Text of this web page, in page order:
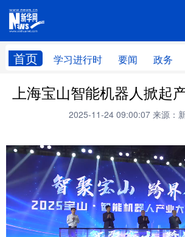
首页 学习进行时 要闻 政务
网站地图
首页 学习进行时 要闻
科创 产经
旅游 教育 民生
房产 体育 健康
信息 廉政 原创
上海宝山智能机器人掀起
2025-11-24 09:00:07 来源：